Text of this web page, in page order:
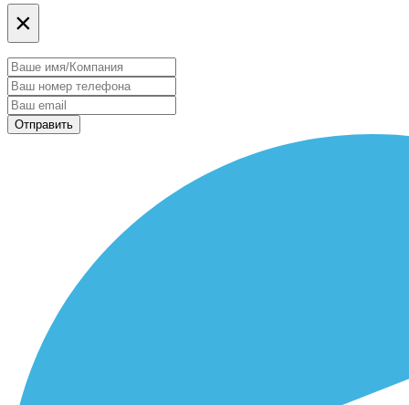
×
Отправить